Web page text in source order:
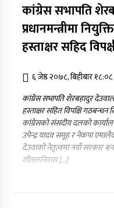
कांग्रेस सभापति
प्रधानमन्त्रीमा
हस्ताक्षर सहिद
६ जेष्ठ २०७८, बिहीबार १८:०८
कांग्रेस सभापति शेरबहादुर
हस्ताक्षर सहित विपक्षि
कांग्रेसको संसदीय दलको
उपेन्द्र यादव समूह र नेकपा
देउवाको नेतृत्वमा नयाँ सरकार
शीतलनिवास […]